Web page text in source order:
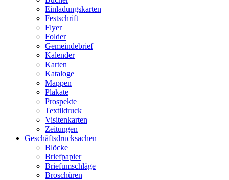
Einladungskarten
Festschrift
Flyer
Folder
Gemeindebrief
Kalender
Karten
Kataloge
Mappen
Plakate
Prospekte
Textildruck
Visitenkarten
Zeitungen
Geschäftsdrucksachen
Blöcke
Briefpapier
Briefumschläge
Broschüren